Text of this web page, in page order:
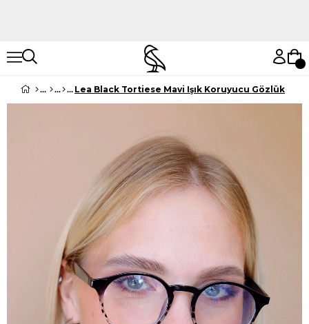
Lea Black Tortiese Mavi Işık Koruyucu Gözlük